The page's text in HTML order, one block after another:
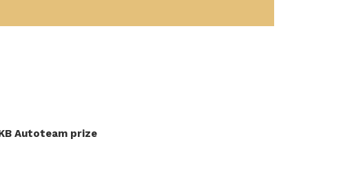
Autoteam prize